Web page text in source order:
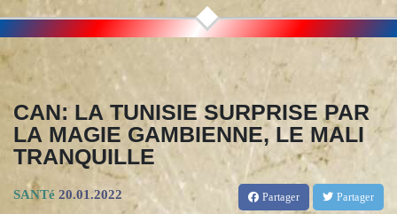
CAN: LA TUNISIE SURPRISE PAR
LA MAGIE GAMBIENNE, LE MALI
TRANQUILLE
SANTé 20.01.2022 Partager Partager